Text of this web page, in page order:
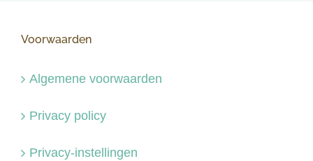
Voorwaarden
Algemene voorwaarden
Privacy policy
Privacy-instellingen